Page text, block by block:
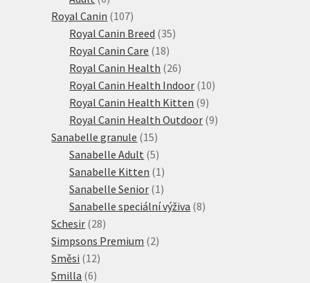
produktů
Royal Canin 107107
produktů
Royal Canin Breed 3535
Royal Canin Care 1818
produktů
Royal Canin Health 2626
produktů
Royal Canin Health Indoor 1010
Royal Canin Health Kitten 99
produktů
Royal Canin Health Outdoor 99
Sanabelle granule 1515
produktů
Sanabelle Adult 55
produktů
Sanabelle Kitten 1 1
produkt
Sanabelle Senior 1 1
produkt
Sanabelle speciální výživa 88
Schesir 2828
produktů
Simpsons Premium 22
Směsi 1212
Smilla 66